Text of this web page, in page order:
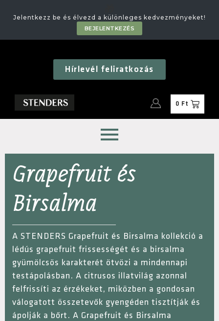
Jelentkezz be és élvezd a különleges kedvezményeket!
BEJELENTKEZÉS
Hírlevél feliratkozás
0 Ft
Grapefruit és
Birsalma
A STENDERS Grapefruit és Birsalma kollekció a
lédús grapefruit frissességét és a birsalma
gyümölcsös karakterét ötvözi a mindennapi
testápolásban. A citrusos illatvilág azonnal
felfrissíti az érzékeket, miközben a gondosan
válogatott összetevők gyengéden tisztítják és
ápolják a bőrt. A Grapefruit és Birsalma